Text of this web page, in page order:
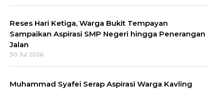
Reses Hari Ketiga, Warga Bukit Tempayan
Sampaikan Aspirasi SMP Negeri hingga Penerangan
Jalan
30 Jul 2026
Muhammad Syafei Serap Aspirasi Warga Kavling